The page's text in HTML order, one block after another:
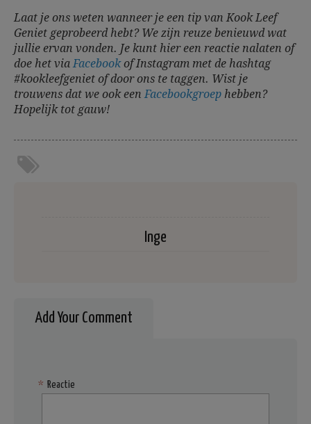
Laat je ons weten wanneer je een tip van Kook Leef
Geniet geprobeerd hebt? We zijn reuze benieuwd wat
jullie ervan vonden. Je kunt hier een reactie nalaten of
doe het viaFacebookof Instagram met de hashtag
#kookleefgeniet of door ons te taggen. Wist je
trouwens dat we ook eenFacebookgroep hebben?
Hopelijk tot gauw!
Inge
Add Your Comment
Reactie
*